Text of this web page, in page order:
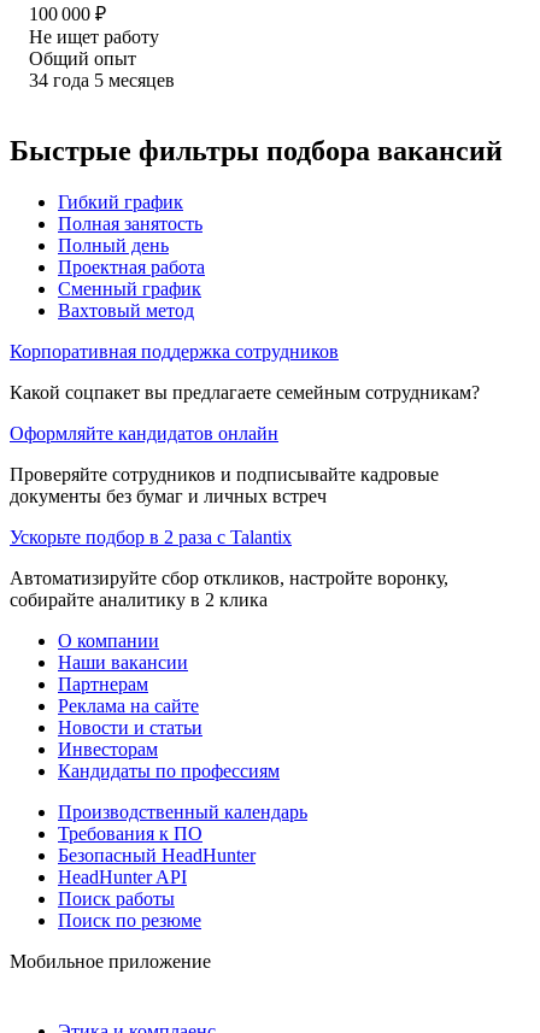
100 000 ₽
Не ищет работу
Общий опыт
34 года 5 месяцев
Быстрые фильтры подбора вакансий
Гибкий график
Полная занятость
Полный день
Проектная работа
Сменный график
Вахтовый метод
Корпоративная поддержка сотрудников
Какой соцпакет вы предлагаете семейным сотрудникам?
Оформляйте кандидатов онлайн
Проверяйте сотрудников и подписывайте кадровые
документы без бумаг и личных встреч
Ускорьте подбор в 2 раза с Talantix
Автоматизируйте сбор откликов, настройте воронку,
собирайте аналитику в 2 клика
О компании
Наши вакансии
Партнерам
Реклама на сайте
Новости и статьи
Инвесторам
Кандидаты по профессиям
Производственный календарь
Требования к ПО
Безопасный HeadHunter
HeadHunter API
Поиск работы
Поиск по резюме
Мобильное приложение